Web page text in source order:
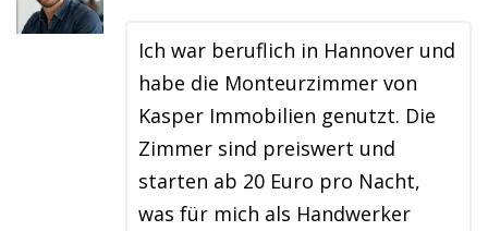
Ich war beruflich in Hannover und
habe die Monteurzimmer von
Kasper Immobilien genutzt. Die
Zimmer sind preiswert und
starten ab 20 Euro pro Nacht,
was für mich als Handwerker